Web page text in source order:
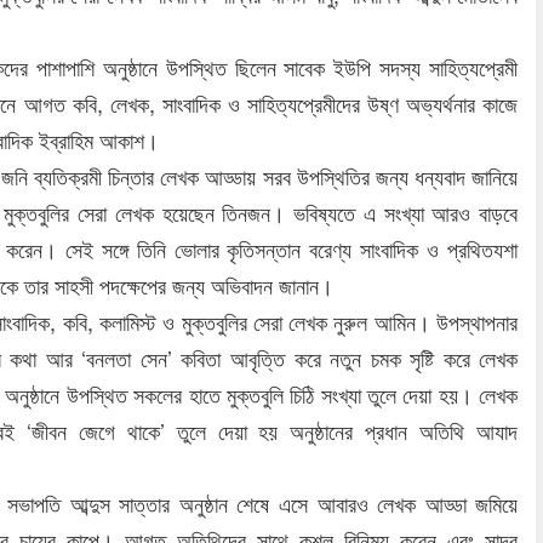
পাশাপাশি অনুষ্ঠানে উপস্থিত ছিলেন সাবেক ইউপি সদস্য সাহিত্যপ্রেমী
আগত কবি, লেখক, সাংবাদিক ও সাহিত্যপ্রেমীদের উষ্ণ অভ্যর্থনার কাজে
ইব্রাহিম আকাশ।
ব্যতিক্রমী চিন্তার লেখক আড্ডায় সরব উপস্থিতির জন্য ধন্যবাদ জানিয়ে
সেরা লেখক হয়েছেন তিনজন। ভবিষ্যতে এ সংখ্যা আরও বাড়বে
সেই সঙ্গে তিনি ভোলার কৃতিসন্তান বরেণ্য সাংবাদিক ও প্রথিতযশা
তার সাহসী পদক্ষেপের জন্য অভিবাদন জানান।
কবি, কলামিস্ট ও মুক্তবুলির সেরা লেখক নুরুল আমিন। উপস্থাপনার
কথা আর ‘বনলতা সেন’ কবিতা আবৃত্তি করে নতুন চমক সৃষ্টি করে লেখক
উপস্থিত সকলের হাতে মুক্তবুলি চিঠি সংখ্যা তুলে দেয়া হয়। লেখক
‘জীবন জেগে থাকে’ তুলে দেয়া হয় অনুষ্ঠানের প্রধান অতিথি আযাদ
সভাপতি আব্দুস সাত্তার অনুষ্ঠান শেষে এসে আবারও লেখক আড্ডা জমিয়ে